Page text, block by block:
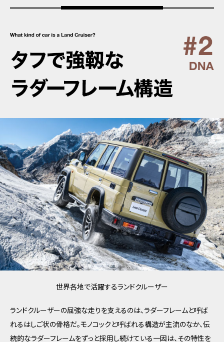
世界各地で活躍するランドクルーザー
ランドクルーザーの屈強な走りを支えるのは、ラダーフレームと呼ば
れるはしご状の骨格だ。モノコックと呼ばれる構造が主流のなか、伝
統的なラダーフレームをずっと採用し続けている一因は、その特性を